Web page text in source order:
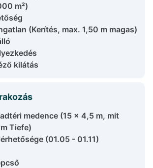
m²)
(Kerítés, max. 1,50 m magas)
kilátás
medence (15 x 4,5 m, mit
Tiefe)
(01.05 - 01.11)